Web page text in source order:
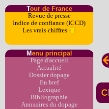
Tour de France
Revue de presse
Indice de confiance (ICCD)
Les vrais chiffres
Menu principal
Page d'accueil
Actualité
Dossier dopage
En bref
Lexique
Bibliographie
Annuaires du dopage